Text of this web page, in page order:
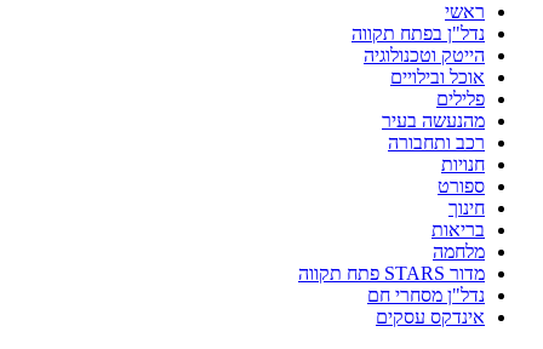
ראשי
נדל"ן בפתח תקווה
הייטק וטכנולוגיה
אוכל ובילויים
פלילים
מהנעשה בעיר
רכב ותחבורה
חנויות
ספורט
חינוך
בריאות
מלחמה
מדור STARS פתח תקווה
נדל"ן מסחרי חם
אינדקס עסקים